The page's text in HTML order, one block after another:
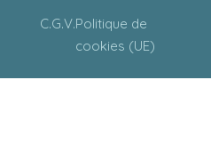
C.G.V.Politique de
cookies (UE)